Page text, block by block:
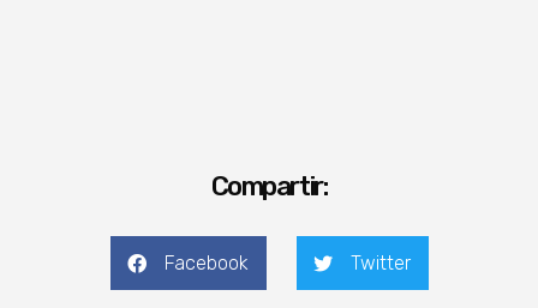
Compartir:
Facebook Twitter